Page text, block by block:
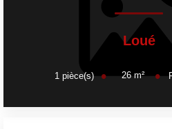
Loué
1 pièce(s) 26m²